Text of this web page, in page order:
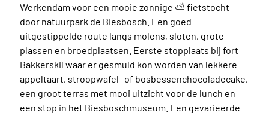
Werkendam voor een mooie zonnige ⛅️ fietstocht
door natuurpark de Biesbosch. Een goed
uitgestippelde route langs molens, sloten, grote
plassen en broedplaatsen. Eerste stopplaats bij fort
Bakkerskil waar er gesmuld kon worden van lekkere
appeltaart, stroopwafel- of bosbessenchocoladecake,
een groot terras met mooi uitzicht voor de lunch en
een stop in het Biesboschmuseum. Een gevarieerde